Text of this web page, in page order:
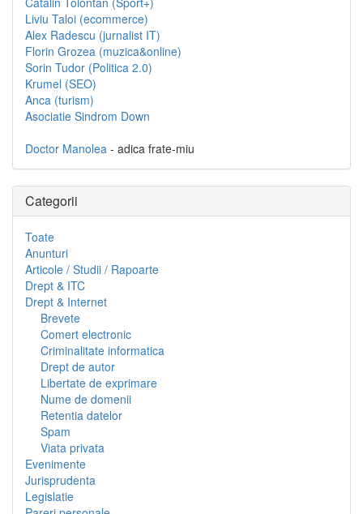
Liviu Taloi (ecommerce)
Alex Radescu (jurnalist IT)
Florin Grozea (muzica&online)
Sorin Tudor (Politica 2.0)
Krumel (SEO)
Anca (turism)
Asociatie Sindrom Down
Doctor Manolea - adica frate-miu
Categorii
Toate
Anunturi
Articole / Studii / Rapoarte
Drept & ITC
Drept & Internet
Brevete
Comert electronic
Criminalitate informatica
Drept de autor
Libertate de exprimare
Nume de domenii
Retentia datelor
Spam
Viata privata
Evenimente
Jurisprudenta
Legislatie